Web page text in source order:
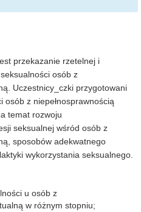
przekazanie rzetelnej i
osób z
Uczestnicy_czki przygotowani
osób z niepełnosprawnością
temat rozwoju
seksualnej wśród osób z
sposobów adekwatnego
wykorzystania seksualnego.
u osób z
w różnym stopniu;